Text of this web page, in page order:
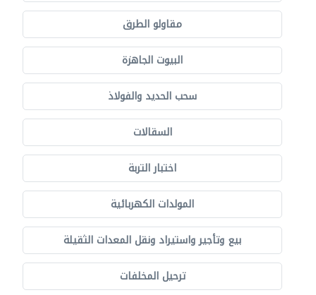
مقاولو الطرق
البيوت الجاهزة
سحب الحديد والفولاذ
السقالات
اختبار التربة
المولدات الكهربائية
بيع وتأجير واستيراد ونقل المعدات الثقيلة
ترحيل المخلفات